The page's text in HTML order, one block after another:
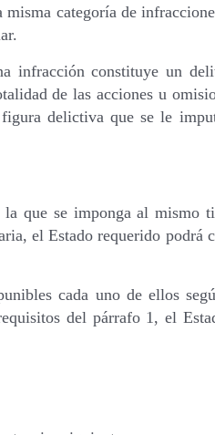
categoría de
infracción constituye un
de las acciones u
delictiva que se le
que se imponga al mismo
el Estado requerido podrá
cada uno de ellos
del párrafo 1, el